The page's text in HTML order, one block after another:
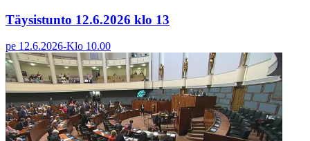
Täysistunto 12.6.2026 klo 13
pe 12.6.2026-Klo 10.00